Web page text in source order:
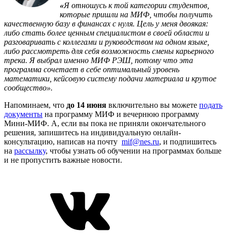
«Я отношусь к той категории студентов,
которые пришли на МИФ, чтобы получить
качественную базу в финансах с нуля. Цель у меня двоякая:
либо стать более ценным специалистом в своей области и
разговаривать с коллегами и руководством на одном языке,
либо рассмотреть для себя возможность смены карьерного
трека. Я выбрал именно МИФ РЭШ, потому что эта
программа сочетает в себе оптимальный уровень
математики, кейсовую систему подачи материала и крутое
сообщество».
Напоминаем, что до 14 июня включительно вы можете подать
документы на программу МИФ и вечернюю программу
Мини-МИФ. А, если вы пока не приняли окончательного
решения, запишитесь на индивидуальную онлайн-
консультацию, написав на почту mif@nes.ru, и подпишитесь
на рассылку, чтобы узнать об обучении на программах больше
и не пропустить важные новости.